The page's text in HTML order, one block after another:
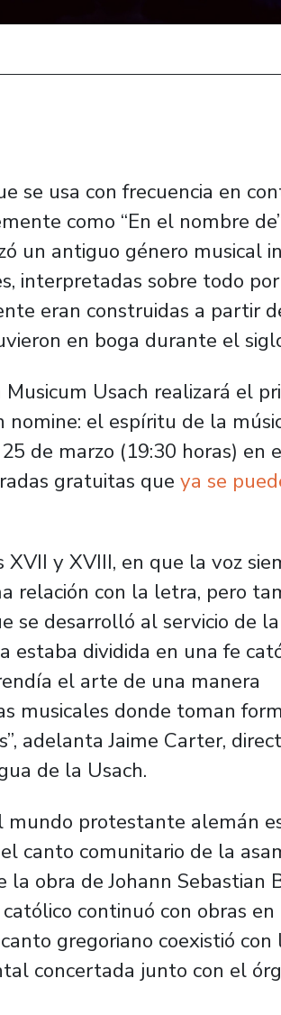
se usa con frecuencia en
como “En el nombre
un antiguo género musical
interpretadas sobre todo por
eran construidas a partir
en boga durante el
Usach realizará el
nomine: el espíritu de la
de marzo (19:30 horas) en
gratuitas que ya se
XVII y XVIII, en que la voz
relación con la letra, pero
se desarrolló al servicio de la
estaba dividida en una fe
el arte de una manera
musicales donde toman
adelanta Jaime Carter,
de la Usach.
mundo protestante alemán
canto comunitario de la
obra de Johann Sebastian
continuó con obras
gregoriano coexistió con
concertada junto con el